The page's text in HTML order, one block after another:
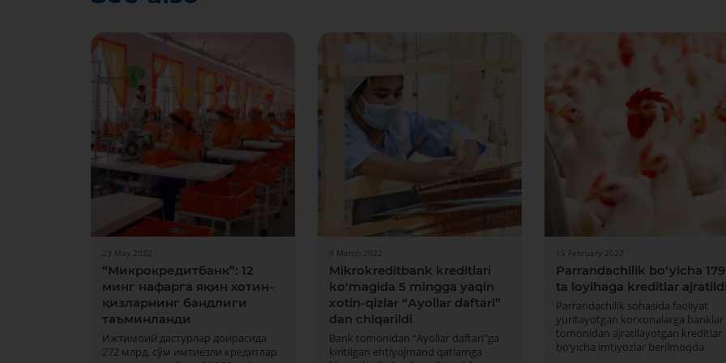
23 May 2022
“Микрокредитбанк”: 12
минг нафарга яқин хотин-
қизларнинг бандлиги
таъминланди
Ижтимоий дастурлар доирасида
272 млрд. сўм имтиёзли кредитлар
9 March 2022
Mikrokreditbank kreditlari
ko‘magida 5 mingga yaqin
xotin-qizlar “Аyollar daftari”
dan chiqarildi
Bank tomonidan “Аyollar daftari”ga
kiritilgan ehtiyojmand qatlamga
15 February 2022
Parrandachilik bo‘yicha 179
ta loyihaga kreditlar
Parrandachilik sohasida faoliyat
yuritayotgan korxonalarga banklar
tomonidan ajratilayotgan kreditlar
bo‘yicha imtiyozlar berilmoqda